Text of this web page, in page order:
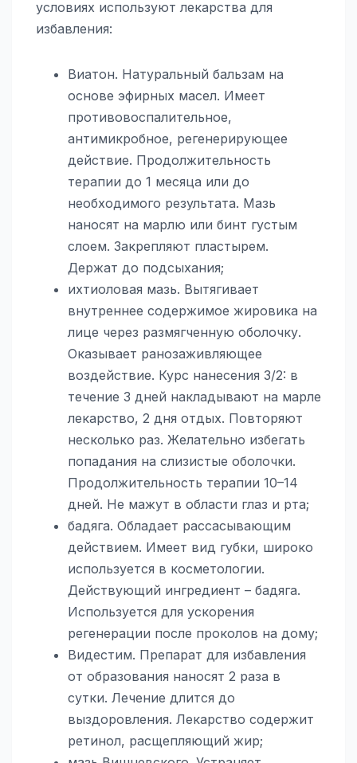
условиях используют лекарства для
избавления:
Виатон. Натуральный бальзам на
основе эфирных масел. Имеет
противовоспалительное,
антимикробное, регенерирующее
действие. Продолжительность
терапии до 1 месяца или до
необходимого результата. Мазь
наносят на марлю или бинт густым
слоем. Закрепляют пластырем.
Держат до подсыхания;
ихтиоловая мазь. Вытягивает
внутреннее содержимое жировика на
лице через размягченную оболочку.
Оказывает ранозаживляющее
воздействие. Курс нанесения 3/2: в
течение 3 дней накладывают на марле
лекарство, 2 дня отдых. Повторяют
несколько раз. Желательно избегать
попадания на слизистые оболочки.
Продолжительность терапии 10–14
дней. Не мажут в области глаз и рта;
бадяга. Обладает рассасывающим
действием. Имеет вид губки, широко
используется в косметологии.
Действующий ингредиент – бадяга.
Используется для ускорения
регенерации после проколов на дому;
Видестим. Препарат для избавления
от образования наносят 2 раза в
сутки. Лечение длится до
выздоровления. Лекарство содержит
ретинол, расщепляющий жир;